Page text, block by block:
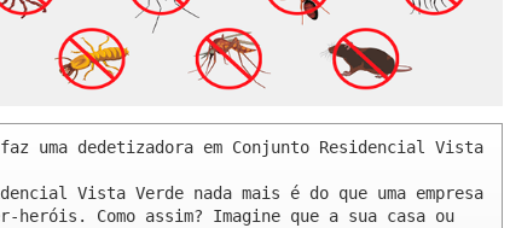
uma dedetizadora em Conjunto Residencial Vista
Vista Verde nada mais é do que uma empresa
heróis. Como assim? Imagine que a sua casa ou